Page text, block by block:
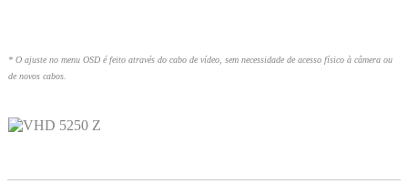
* O ajuste no menu OSD é feito através do cabo de vídeo, sem necessidade de acesso físico à câmera ou
de novos cabos.